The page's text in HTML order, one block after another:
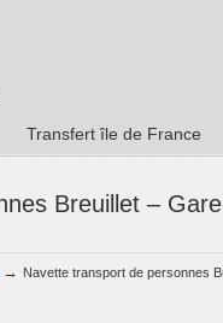
Transfert île de France
Breuillet –
→ Navette transport de personnes